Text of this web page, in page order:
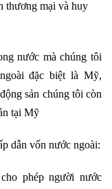
thương mại và huy
nước mà chúng tôi
đặc biệt là Mỹ,
sản chúng tôi còn
tại Mỹ
dẫn vốn nước ngoài:
phép người nước